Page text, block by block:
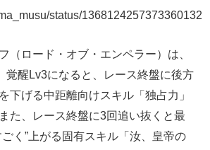
ットの話題
status/1368124257373360132
（ロード・オブ・エンペラー）は、
覚醒Lv3になると、レース終盤に後方
下げる中距離向けスキル「独占力」
た、レース終盤に3回追い抜くと最
く”上がる固有スキル「汝、皇帝の